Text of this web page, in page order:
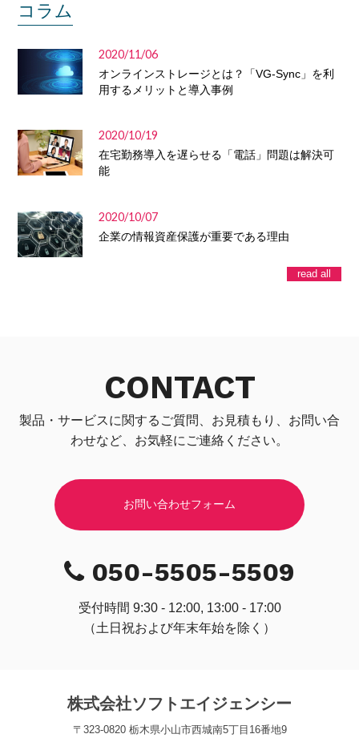
コラム
2020/11/06
オンラインストレージとは？「VG-Sync」を利
用するメリットと導入事例
2020/10/19
在宅勤務導入を遅らせる「電話」問題は解決可
能
2020/10/07
企業の情報資産保護が重要である理由
read all
CONTACT
製品・サービスに関するご質問、お見積もり、お問い合
わせなど、お気軽にご連絡ください。
お問い合わせフォーム
050-5505-5509
受付時間 9:30 - 12:00, 13:00 - 17:00
（土日祝および年末年始を除く）
株式会社ソフトエイジェンシー
〒323-0820 栃木県小山市西城南5丁目16番地9